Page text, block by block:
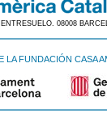
08008
LA FUNDACIÓN CASA